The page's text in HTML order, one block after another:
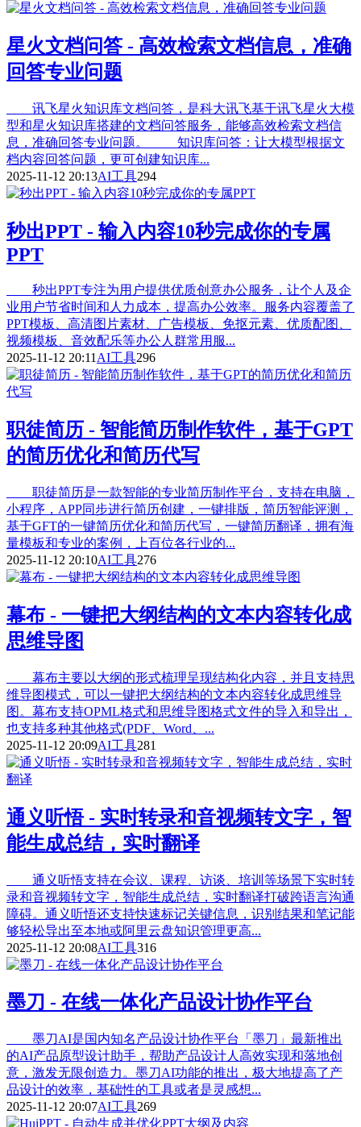
星火文档问答 - 高效检索文档信息，准确
回答专业问题
讯飞星火知识库文档问答，是科大讯飞基于讯飞星火大模
型和星火知识库搭建的文档问答服务，能够高效检索文档信
息，准确回答专业问题。 知识库问答：让大模型根据文
档内容回答问题，更可创建知识库...
2025-11-12 20:13AI工具294
秒出PPT - 输入内容10秒完成你的专属
PPT
秒出PPT专注为用户提供优质创意办公服务，让个人及企
业用户节省时间和人力成本，提高办公效率。服务内容覆盖了
PPT模板、高清图片素材、广告模板、免抠元素、优质配图、
视频模板、音效配乐等办公人群常用服...
2025-11-12 20:11 AI工具296
职徒简历 - 智能简历制作软件，基于GPT
的简历优化和简历代写
职徒简历是一款智能的专业简历制作平台，支持在电脑，
小程序，APP同步进行简历创建，一键排版，简历智能评测，
基于GFT的一键简历优化和简历代写，一键简历翻译，拥有海
量模板和专业的案例，上百位各行业的...
2025-11-12 20:10AI工具276
幕布 - 一键把大纲结构的文本内容转化成
思维导图
幕布主要以大纲的形式梳理呈现结构化内容，并且支持思
维导图模式，可以一键把大纲结构的文本内容转化成思维导
图。幕布支持OPML格式和思维导图格式文件的导入和导出，
也支持多种其他格式(PDF、Word、...
2025-11-12 20:09AI工具281
通义听悟 - 实时转录和音视频转文字，智
能生成总结，实时翻译
通义听悟支持在会议、课程、访谈、培训等场景下实时转
录和音视频转文字，智能生成总结，实时翻译打破跨语言沟通
障碍。通义听悟还支持快速标记关键信息，识别结果和笔记能
够轻松导出至本地或阿里云盘知识管理更高...
2025-11-12 20:08AI工具316
墨刀 - 在线一体化产品设计协作平台
墨刀AI是国内知名产品设计协作平台「墨刀」最新推出
的AI产品原型设计助手，帮助产品设计人高效实现和落地创
意，激发无限创造力。墨刀AI功能的推出，极大地提高了产
品设计的效率，基础性的工具或者是灵感想...
2025-11-12 20:07AI工具269